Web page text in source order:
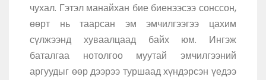
чухал. Гэтэл манайхан бие биенээсээ сонссон,
өөрт нь таарсан эм эмчилгээгээ цахим
сүлжээнд хуваалцаад байх юм. Ингэж
баталгаа нотолгоо муутай эмчилгээний
аргуудыг өөр дээрээ туршаад хүндэрсэн үедээ